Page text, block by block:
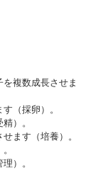
複数成長させま
（採卵）。
）。
ます（培養）。
）。